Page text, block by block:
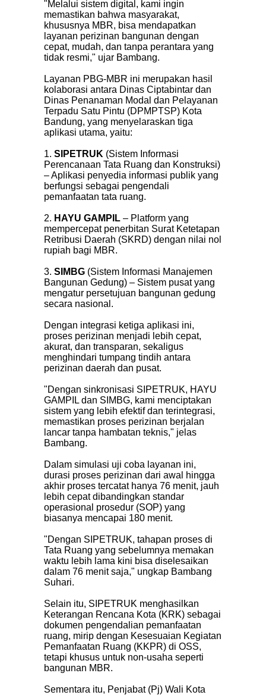
"Melalui sistem digital, kami ingin
memastikan bahwa masyarakat,
khususnya MBR, bisa mendapatkan
layanan perizinan bangunan dengan
cepat, mudah, dan tanpa perantara yang
tidak resmi," ujar Bambang.
Layanan PBG-MBR ini merupakan hasil
kolaborasi antara Dinas Ciptabintar dan
Dinas Penanaman Modal dan Pelayanan
Terpadu Satu Pintu (DPMPTSP) Kota
Bandung, yang menyelaraskan tiga
aplikasi utama, yaitu:
1. SIPETRUK (Sistem Informasi
Perencanaan Tata Ruang dan Konstruksi)
– Aplikasi penyedia informasi publik yang
berfungsi sebagai pengendali
pemanfaatan tata ruang.
2. HAYU GAMPIL – Platform yang
mempercepat penerbitan Surat Ketetapan
Retribusi Daerah (SKRD) dengan nilai nol
rupiah bagi MBR.
3. SIMBG (Sistem Informasi Manajemen
Bangunan Gedung) – Sistem pusat yang
mengatur persetujuan bangunan gedung
secara nasional.
Dengan integrasi ketiga aplikasi ini,
proses perizinan menjadi lebih cepat,
akurat, dan transparan, sekaligus
menghindari tumpang tindih antara
perizinan daerah dan pusat.
"Dengan sinkronisasi SIPETRUK, HAYU
GAMPIL dan SIMBG, kami menciptakan
sistem yang lebih efektif dan terintegrasi,
memastikan proses perizinan berjalan
lancar tanpa hambatan teknis," jelas
Bambang.
Dalam simulasi uji coba layanan ini,
durasi proses perizinan dari awal hingga
akhir proses tercatat hanya 76 menit, jauh
lebih cepat dibandingkan standar
operasional prosedur (SOP) yang
biasanya mencapai 180 menit.
"Dengan SIPETRUK, tahapan proses di
Tata Ruang yang sebelumnya memakan
waktu lebih lama kini bisa diselesaikan
dalam 76 menit saja," ungkap Bambang
Suhari.
Selain itu, SIPETRUK menghasilkan
Keterangan Rencana Kota (KRK) sebagai
dokumen pengendalian pemanfaatan
ruang, mirip dengan Kesesuaian Kegiatan
Pemanfaatan Ruang (KKPR) di OSS,
tetapi khusus untuk non-usaha seperti
bangunan MBR.
Sementara itu, Penjabat (Pj) Wali Kota